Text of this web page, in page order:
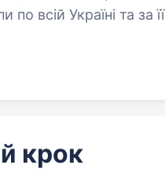
по всій Україні та за
крок